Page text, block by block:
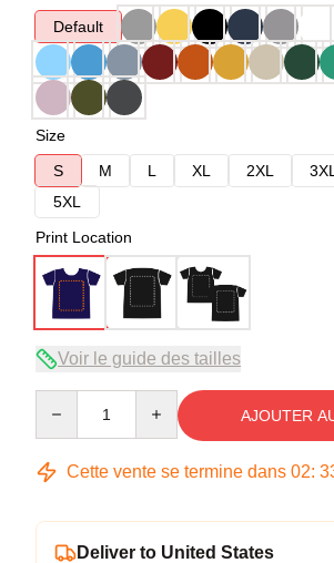
Default
Size
S
M L XL 2XL 3XL
5XL
Print Location
Voir le guide des tailles
AJOUTER
Cette vente se termine dans 02:
Deliver to United States